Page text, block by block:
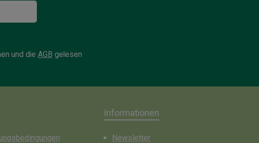
und die AGB gelesen
Informationen
Newsletter